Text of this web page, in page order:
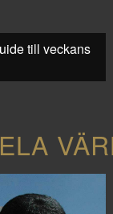
till veckans